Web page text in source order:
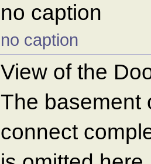
no caption
no caption
View of the
The basement
connect